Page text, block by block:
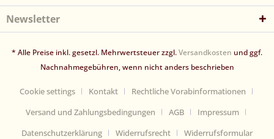
Newsletter
* Alle Preise inkl. gesetzl. Mehrwertsteuer zzgl.Versandkosten und ggf.
Nachnahmegebühren, wenn nicht anders beschrieben
Cookie settings Kontakt
Rechtliche Vorabinformationen
Versand und Zahlungsbedingungen
AGB
Impressum
Datenschutzerklärung
Widerrufsrecht Widerrufsformular